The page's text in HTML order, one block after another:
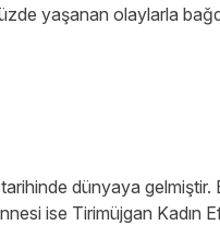
yaşanan olaylarla
dünyaya gelmiştir.
ise Tirimüjgan Kadın